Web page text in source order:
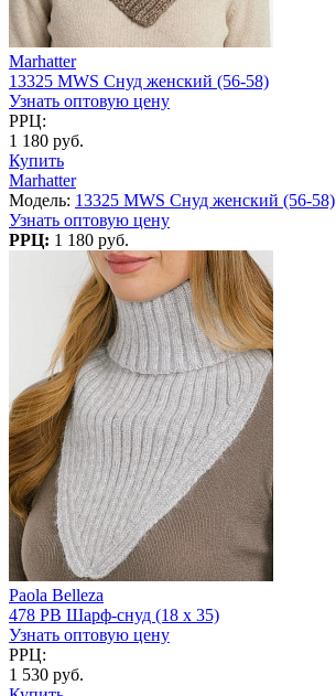
Marhatter
13325 MWS Снуд женский (56-58)
Узнать оптовую цену
РРЦ:
1 180 руб.
Купить
Marhatter
Модель: 13325 MWS Снуд женский (56-58)
Узнать оптовую цену
РРЦ: 1 180 руб.
Paola Belleza
478 PB Шарф-снуд (18 x 35)
Узнать оптовую цену
РРЦ:
1 530 руб.